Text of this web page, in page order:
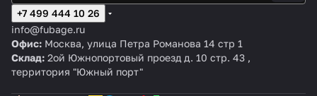
+7 499 444 10 26
info@fubage.ru
Офис: Москва, улица Петра Романова 14 стр 1
Склад: 2ой Южнопортовый проезд д. 10 стр. 43 ,
территория "Южный порт"